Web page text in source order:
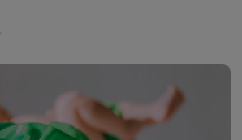
wspierających realizację tego
zalegającą wydzielinę.